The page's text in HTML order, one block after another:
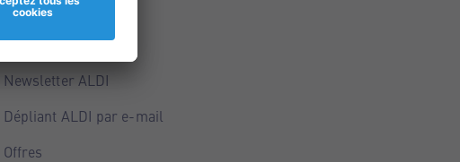
Points ALDI
Newsletter ALDI
Dépliant ALDI par e-mail
Offres